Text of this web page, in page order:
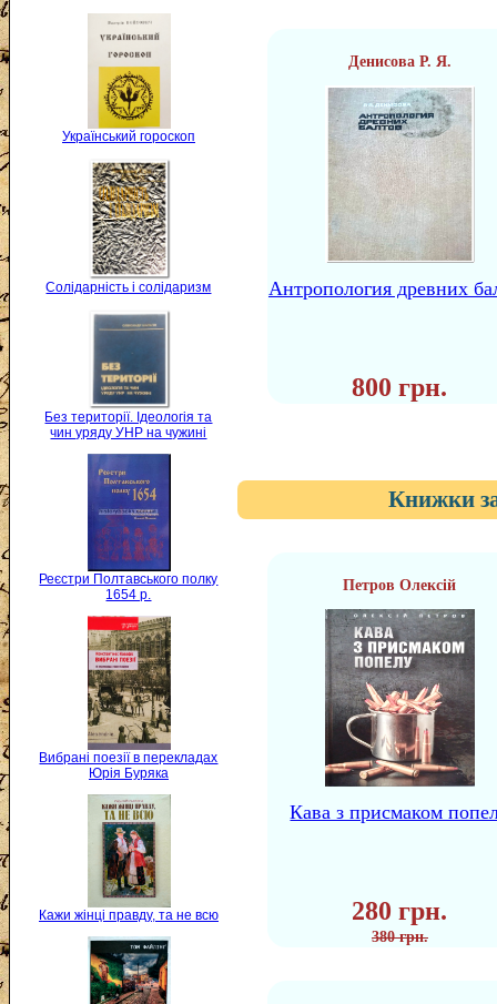
Український гороскоп
Солідарність і солідаризм
Без території. Ідеологія та
чин уряду УНР на чужині
Реєстри Полтавського полку
1654 р.
Вибрані поезії в перекладах
Юрія Буряка
Кажи жінці правду, та не всю
Денисова Р. Я.
Антропология древних
800 грн.
Книжки
Петров Олексій
Кава з присмаком
280 грн.
380 грн.